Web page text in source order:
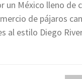
un México lleno de
de pájaros
al estilo Diego